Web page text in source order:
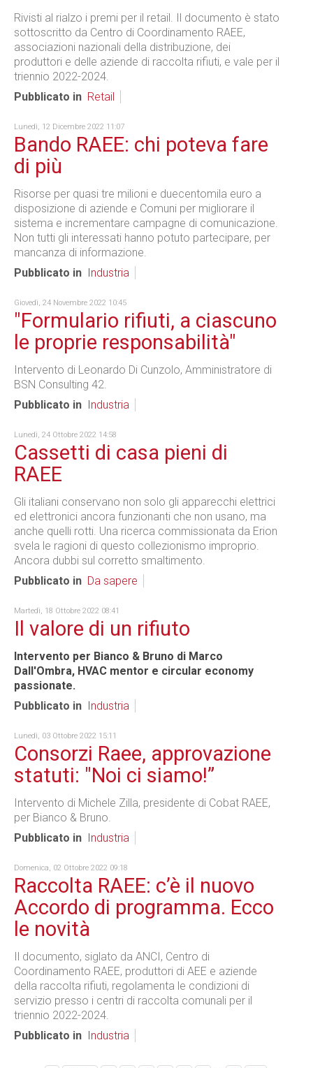
Rivisti al rialzo i premi per il retail. Il documento è stato
sottoscritto da Centro di Coordinamento RAEE,
associazioni nazionali della distribuzione, dei
produttori e delle aziende di raccolta rifiuti, e vale per il
triennio 2022-2024.
Pubblicato in Retail
Lunedì, 12 Dicembre 2022 11:07
Bando RAEE: chi poteva fare
di più
Risorse per quasi tre milioni e duecentomila euro a
disposizione di aziende e Comuni per migliorare il
sistema e incrementare campagne di comunicazione.
Non tutti gli interessati hanno potuto partecipare, per
mancanza di informazione.
Pubblicato in
Industria
Giovedì, 24 Novembre 2022 10:45
"Formulario rifiuti, a ciascuno
le proprie responsabilità"
Intervento di Leonardo Di Cunzolo, Amministratore di
BSN Consulting 42.
Pubblicato in
Industria
Lunedì, 24 Ottobre 2022 14:58
Cassetti di casa pieni di
RAEE
Gli italiani conservano non solo gli apparecchi elettrici
ed elettronici ancora funzionanti che non usano, ma
anche quelli rotti. Una ricerca commissionata da Erion
svela le ragioni di questo collezionismo improprio.
Ancora dubbi sul corretto smaltimento.
Pubblicato in Da sapere
Martedì, 18 Ottobre 2022 08:41
Il valore di un rifiuto
Intervento per Bianco & Bruno di Marco
Dall'Ombra, HVAC mentor e circular economy
passionate.
Pubblicato in
Industria
Lunedì, 03 Ottobre 2022 15:11
Consorzi Raee, approvazione
statuti: "Noi ci siamo!”
Intervento di Michele Zilla, presidente di Cobat RAEE,
per Bianco & Bruno.
Pubblicato in
Industria
Domenica, 02 Ottobre 2022 09:18
Raccolta RAEE: c’è il nuovo
Accordo di programma. Ecco
le novità
Il documento, siglato da ANCI, Centro di
Coordinamento RAEE, produttori di AEE e aziende
della raccolta rifiuti, regolamenta le condizioni di
servizio presso i centri di raccolta comunali per il
triennio 2022-2024.
Pubblicato in
Industria